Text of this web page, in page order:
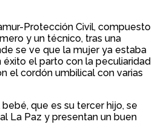
Protección Civil, compuesto
y un técnico, tras una
se ve que la mujer ya estaba
el parto con la peculiaridad
el cordón umbilical con varias
que es su tercer hijo, se
La Paz y presentan un buen